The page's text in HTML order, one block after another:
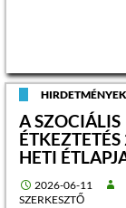
HIRDETMÉNYEK
A SZOCIÁLIS
ÉTKEZTETÉS
HETI
2026-06-11
SZERKESZTŐ